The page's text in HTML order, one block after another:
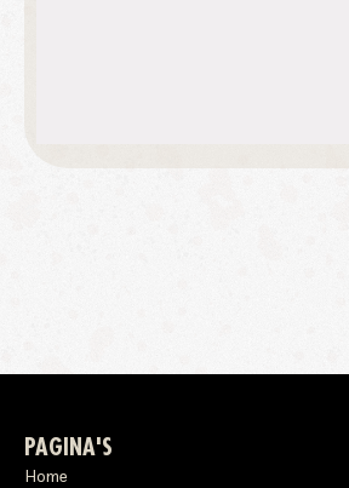
PAGINA'S
Home